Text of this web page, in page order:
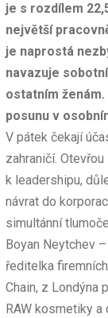
je s rozdílem
největší
je naprostá
navazuje
ostatním
posunu v
V pátek čekají
zahraničí.
k leadershipu,
návrat do
simultánní
Boyan Neytchev
ředitelka
Chain, z Londýna
RAW kosmetiky